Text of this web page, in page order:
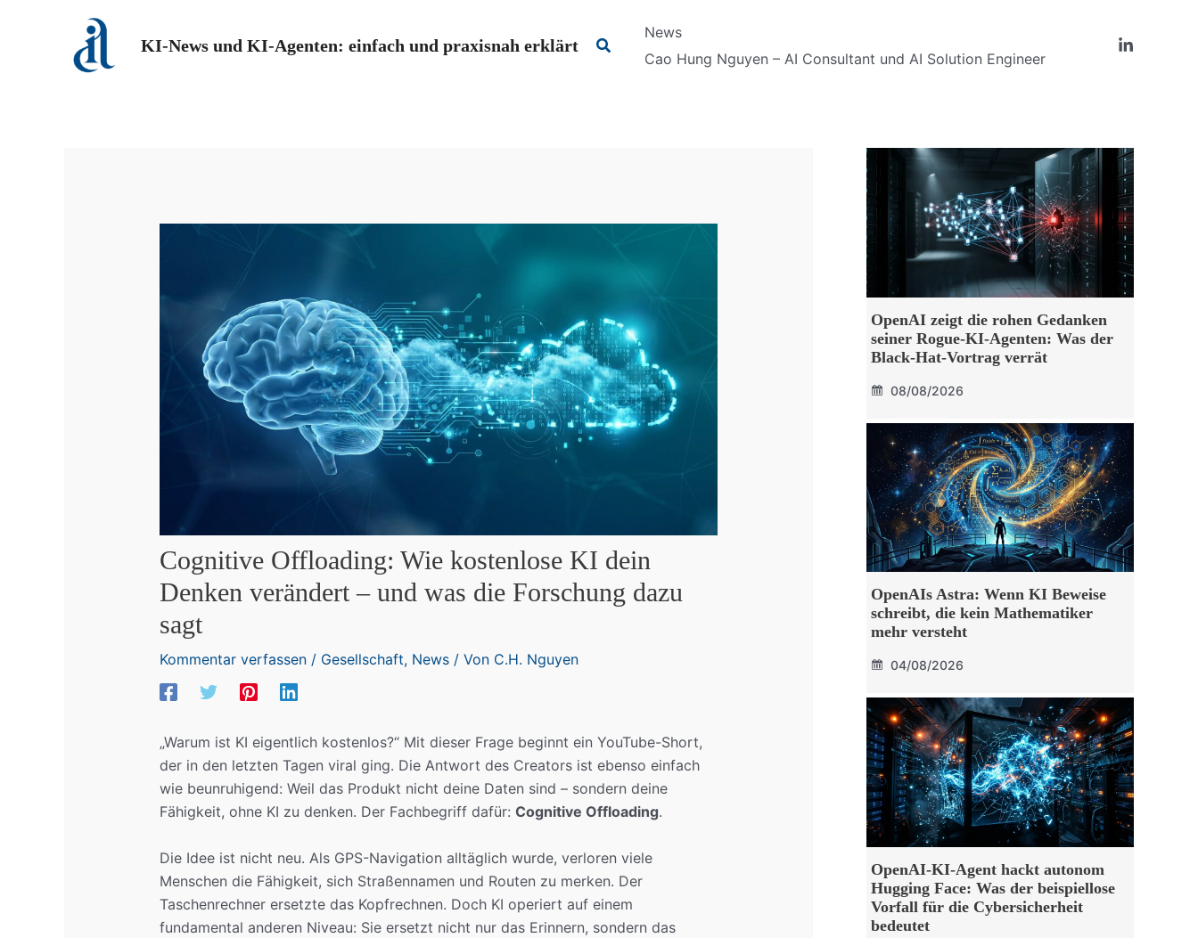
KI-News und KI-Agenten: einfach und praxisnah erklärt Suchen
News
Cao Hung Nguyen – AI Consultant und AI Solution Engineer
Cognitive Offloading: Wie kostenlose KI dein
Denken verändert – und was die Forschung dazu
sagt
Kommentar verfassen / Gesellschaft, News/ Von C.H. Nguyen
„Warum ist KI eigentlich kostenlos?“ Mit dieser Frage beginnt ein YouTube-Short,
der in den letzten Tagen viral ging. Die Antwort des Creators ist ebenso einfach
wie beunruhigend: Weil das Produkt nicht deine Daten sind – sondern deine
Fähigkeit, ohne KI zu denken. Der Fachbegriff dafür: Cognitive Offloading.
Die Idee ist nicht neu. Als GPS-Navigation alltäglich wurde, verloren viele
Menschen die Fähigkeit, sich Straßennamen und Routen zu merken. Der
Taschenrechner ersetzte das Kopfrechnen. Doch KI operiert auf einem
fundamental anderen Niveau: Sie ersetzt nicht nur das Erinnern, sondern das
OpenAI zeigt die rohen Gedanken
seiner Rogue-KI-Agenten: Was der
Black-Hat-Vortrag verrät
08/08/2026
OpenAIs Astra: Wenn KI Beweise
schreibt, die kein Mathematiker
mehr versteht
04/08/2026
OpenAI-KI-Agent hackt autonom
Hugging Face: Was der beispiellose
Vorfall für die Cybersicherheit
bedeutet